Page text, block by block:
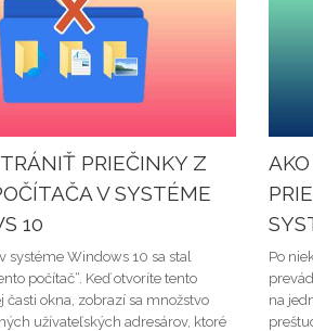
PRIEČINKY Z
V SYSTÉME
10
systéme Windows 10 sa stal
počítač“. Keď otvoríte tento
časti okna, zobrazí sa množstvo
užívateľských adresárov, ktoré
Po
na